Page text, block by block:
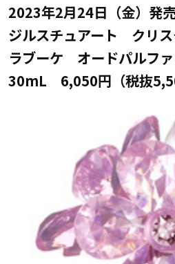
2023年2月24日（金）発
ジルスチュアート クリ
ラブーケ オードパルフ
30mL 6,050円（税抜